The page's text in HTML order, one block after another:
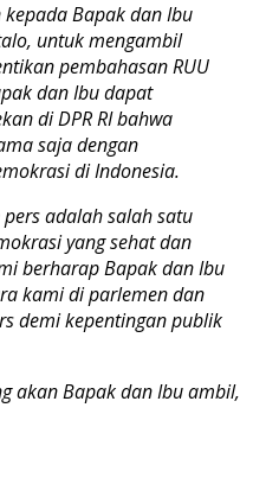
Bapak dan Ibu
untuk mengambil
pembahasan RUU
dan Ibu dapat
di DPR RI bahwa
saja dengan
di Indonesia.
adalah salah satu
yang sehat dan
berharap Bapak dan Ibu
kami di parlemen dan
demi kepentingan publik
akan Bapak dan Ibu ambil,